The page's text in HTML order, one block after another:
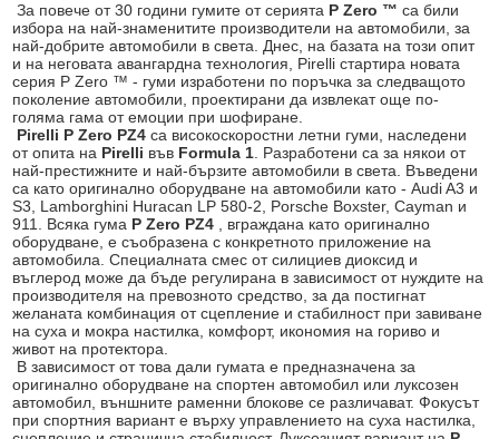
За повече от 30 години гумите от серията P Zero ™ са били
избора на най-знаменитите производители на автомобили, за
най-добрите автомобили в света. Днес, на базата на този опит
и на неговата авангардна технология, Pirelli стартира новата
серия P Zero ™ - гуми изработени по поръчка за следващото
поколение автомобили, проектирани да извлекат още по-
голяма гама от емоции при шофиране.
Pirelli P Zero PZ4 са високоскоростни летни гуми, наследени
от опита на Pirelli във Formula 1. Разработени са за някои от
най-престижните и най-бързите автомобили в света. Въведени
са като оригинално оборудване на автомобили като - Audi A3 и
S3, Lamborghini Huracan LP 580-2, Porsche Boxster, Cayman и
911. Всяка гума P Zero PZ4 , вграждана като оригинално
оборудване, е съобразена с конкретното приложение на
автомобила. Специалната смес от силициев диоксид и
въглерод може да бъде регулирана в зависимост от нуждите на
производителя на превозното средство, за да постигнат
желаната комбинация от сцепление и стабилност при завиване
на суха и мокра настилка, комфорт, икономия на гориво и
живот на протектора.
В зависимост от това дали гумата е предназначена за
оригинално оборудване на спортен автомобил или луксозен
автомобил, външните раменни блокове се различават. Фокусът
при спортния вариант е върху управлението на суха настилка,